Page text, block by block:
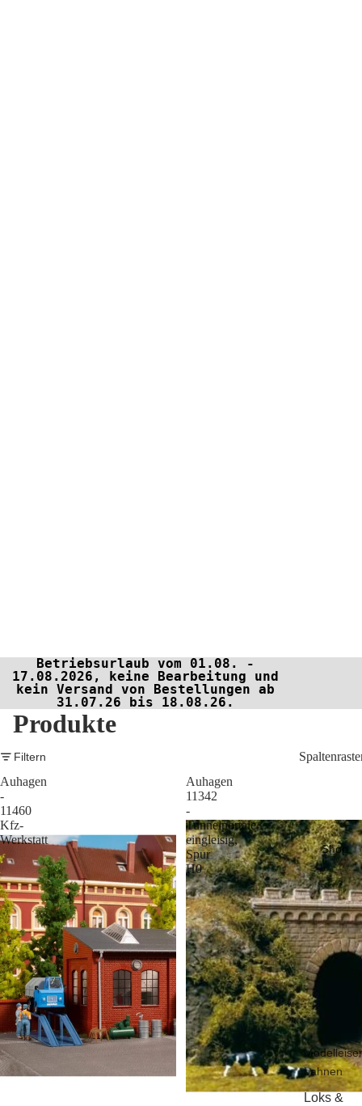
Shop
bahnen
Loks &
Betriebsurlaub vom 01.08. -
17.08.2026, keine Bearbeitung und
kein Versand von Bestellungen ab
31.07.26 bis 18.08.26.
Produkte
Filtern
Auhagen
-
11460
Kfz-
Werkstatt
Auhagen
11342
-
Tunnelportale
eingleisig,
Spur
H0